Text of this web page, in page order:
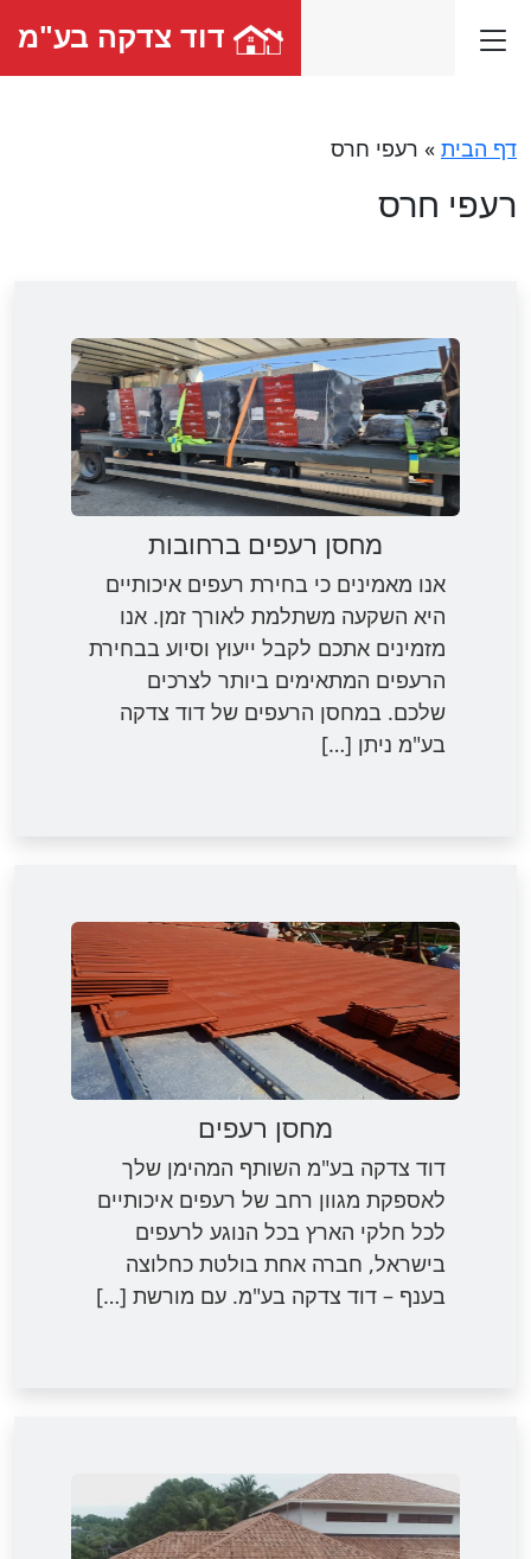
דוד צדקה בע"מ
דף הבית » רעפי חרס
רעפי חרס
מחסן רעפים ברחובות
אנו מאמינים כי בחירת רעפים איכותיים
היא השקעה משתלמת לאורך זמן. אנו
מזמינים אתכם לקבל ייעוץ וסיוע בבחירת
הרעפים המתאימים ביותר לצרכים
שלכם. במחסן הרעפים של דוד צדקה
בע"מ ניתן […]
מחסן רעפים
דוד צדקה בע"מ השותף המהימן שלך
לאספקת מגוון רחב של רעפים איכותיים
לכל חלקי הארץ בכל הנוגע לרעפים
בישראל, חברה אחת בולטת כחלוצה
בענף – דוד צדקה בע"מ. עם מורשת […]